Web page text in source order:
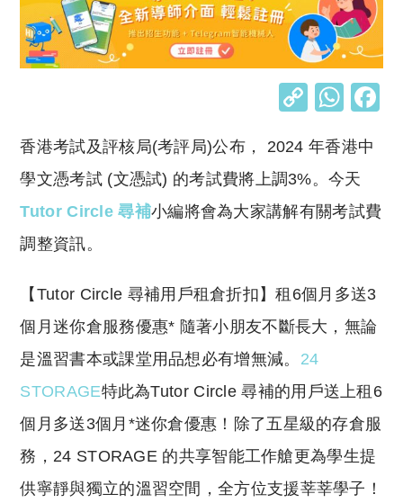
C
p
y
Li
W
at
s
A
香港考試及評核局(考評局)公布， 2024 年香港中
學文憑考試 (文憑試) 的考試費將上調3%。今天
Tutor Circle 尋補小編將會為大家講解有關考試費
調整資訊。
​【Tutor Circle 尋補用戶租倉折扣】租6個月多送3
個月迷你倉服務優惠* 隨著小朋友不斷長大，無論
是溫習書本或課堂用品想必有增無減。 24
STORAGE特此為Tutor Circle 尋補的用戶送上租6
個月多送3個月*迷你倉優惠！除了五星級的存倉服
務，24 STORAGE 的共享智能工作艙更為學生提
供寧靜與獨立的溫習空間，全方位支援莘莘學子！